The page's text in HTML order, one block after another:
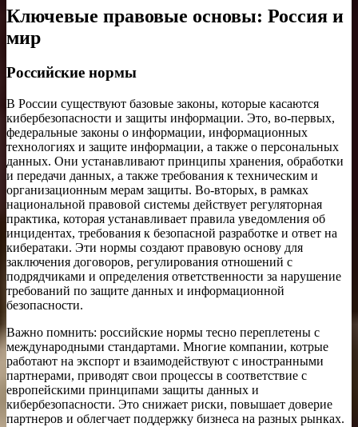
Ключевые правовые основы: Россия и
мир
Российские нормы
В России существуют базовые законы, которые касаются
кибербезопасности и защиты информации. Это, во-первых,
федеральные законы о информации, информационных
технологиях и защите информации, а также о персональных
данных. Они устанавливают принципы хранения, обработки
и передачи данных, а также требования к техническим и
организационным мерам защиты. Во-вторых, в рамках
национальной правовой системы действует регуляторная
практика, которая устанавливает правила уведомления об
инцидентах, требования к безопасной разработке и ответ на
кибератаки. Эти нормы создают правовую основу для
заключения договоров, регулирования отношений с
подрядчиками и определения ответственности за нарушение
требований по защите данных и информационной
безопасности.
Важно помнить: российские нормы тесно переплетены с
международными стандартами. Многие компании, котрые
работают на экспорт и взаимодействуют с иностранными
партнерами, приводят свои процессы в соответствие с
европейскими принципами защиты данных и
кибербезопасности. Это снижает риски, повышает доверие
партнеров и облегчает поддержку бизнеса на разных рынках.